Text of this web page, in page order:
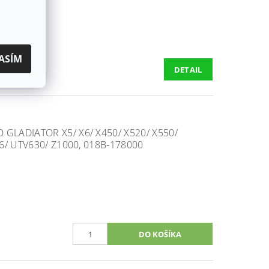
DETAIL
GLADIATOR X5/ X6/ X450/ X520/ X550/
UTV630/ Z1000, 018B-178000